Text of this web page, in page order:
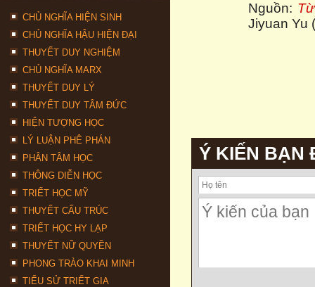
CHỦ NGHĨA HIỆN SINH
CHỦ NGHĨA HẬU HIỆN ĐẠI
THUYẾT DUY NGHIỆM
CHỦ NGHĨA MARX
THUYẾT DUY LÝ
THUYẾT DUY TÂM ĐỨC
HIỆN TƯỢNG HỌC
LÝ LUẬN PHÊ PHÁN
PHÂN TÂM HỌC
THÔNG DIỄN HỌC
TRIẾT HỌC MỸ
THUYẾT CẤU TRÚC
TRIẾT HỌC HY LẠP
THUYẾT NỮ QUYỀN
PHONG TRÀO KHAI MINH
TIỂU SỬ TRIẾT GIA
Nguồn:
Jiyuan Yu
Ý KIẾN BẠN